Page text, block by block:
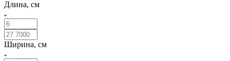
Длина, см
Ширина, см